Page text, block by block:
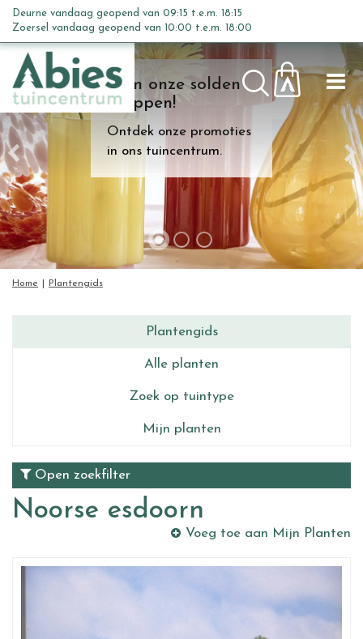
n
c
o
n
t
e
n
t
Kom onze solden
shoppen!
Ontdek onze promoties
in ons tuincentrum.
Home Plantengids
Deurne vandaag geopend van 09:15 t.e.m. 18:15
Zoersel vandaag geopend van 10:00 t.e.m. 18:00
Plantengids
Alle planten
Zoek op tuintype
Mijn planten
Open zoekfilter
Noorse esdoorn
Voeg toe aan Mijn Planten